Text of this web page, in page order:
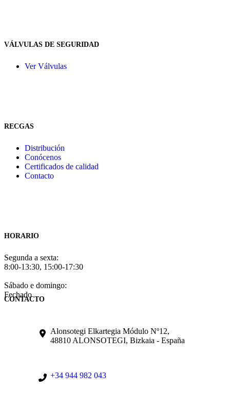
VÁLVULAS DE SEGURIDAD
Ver Válvulas
RECGAS
Distribución
Conócenos
Certificados de calidad
Contacto
HORARIO
Segunda a sexta:
8:00-13:30, 15:00-17:30
Sábado e domingo:
Fechado
CONTACTO
Alonsotegi Elkartegia Módulo Nº12,
48810 ALONSOTEGI, Bizkaia - España
+34 944 982 043